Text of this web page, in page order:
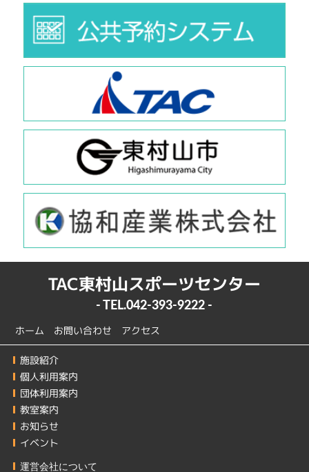
TAC東村山スポーツセンター
- TEL.042-393-9222 -
ホーム お問い合わせ アクセス
施設紹介
個人利用案内
団体利用案内
教室案内
お知らせ
イベント
運営会社について